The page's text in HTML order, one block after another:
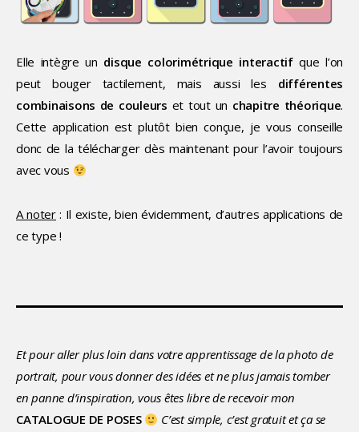
Elle intègre un disque colorimétrique interactifque l’on
peut bouger tactilement, mais aussi les différentes
combinaisons de couleurs et tout un chapitre théorique.
Cette application est plutôt bien conçue, je vous conseille
donc de la télécharger dès maintenant pour l’avoir toujours
avec vous
A noter: Il existe, bien évidemment, d’autres applications de
ce type !
Et pour aller plus loin dans votre apprentissage de la photo de
portrait, pour vous donner des idées et ne plus jamais tomber
en panne d’inspiration, vous êtes libre de recevoir mon
CATALOGUE DE POSES
C’est simple, c’est gratuit et ça se